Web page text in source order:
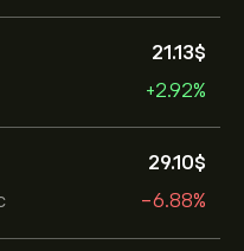
21.13‎$‎
+2.92%
29.10‎$‎
-6.88%